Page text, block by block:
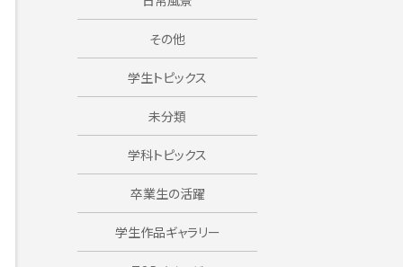
その他
学生トピックス
未分類
学科トピックス
卒業生の活躍
学生作品ギャラリー